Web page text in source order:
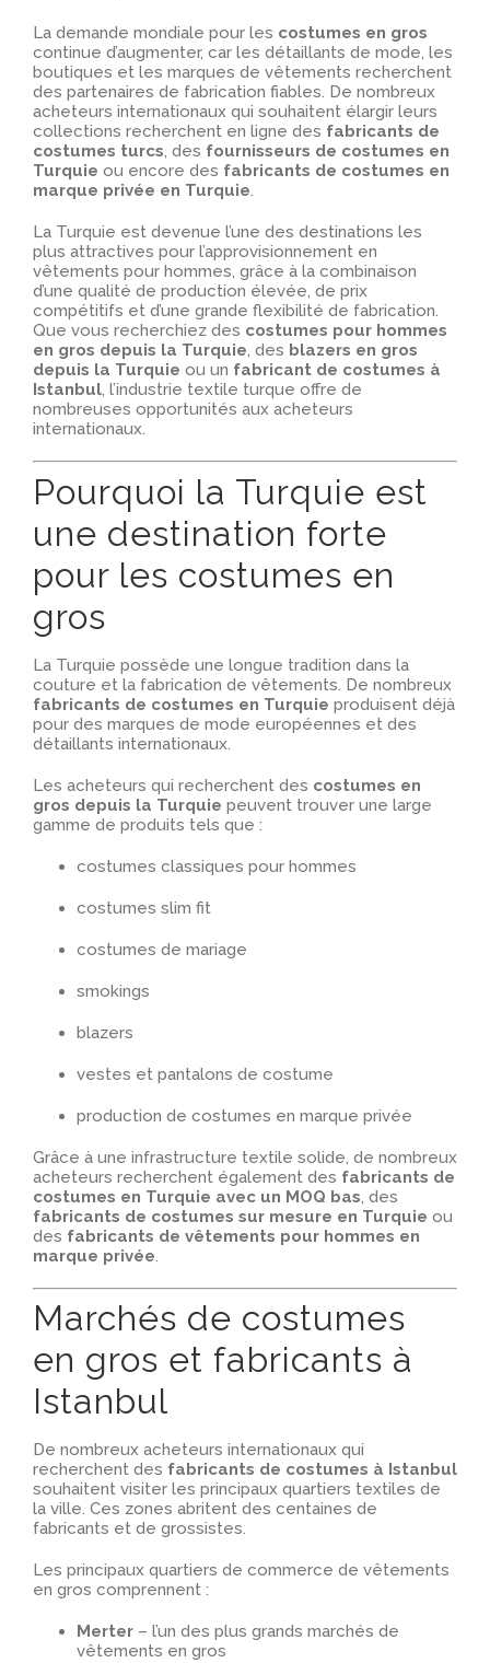
La demande mondiale pour les costumes en gros
continue d’augmenter, car les détaillants de mode, les
boutiques et les marques de vêtements recherchent
des partenaires de fabrication fiables. De nombreux
acheteurs internationaux qui souhaitent élargir leurs
collections recherchent en ligne des fabricants de
costumes turcs, des fournisseurs de costumes en
Turquie ou encore des fabricants de costumes en
marque privée en Turquie.
La Turquie est devenue l’une des destinations les
plus attractives pour l’approvisionnement en
vêtements pour hommes, grâce à la combinaison
d’une qualité de production élevée, de prix
compétitifs et d’une grande flexibilité de fabrication.
Que vous recherchiez des costumes pour hommes
en gros depuis la Turquie, des blazers en gros
depuis la Turquie ou un fabricant de costumes à
Istanbul, l’industrie textile turque offre de
nombreuses opportunités aux acheteurs
internationaux.
Pourquoi la Turquie est
une destination forte
pour les costumes en
gros
La Turquie possède une longue tradition dans la
couture et la fabrication de vêtements. De nombreux
fabricants de costumes en Turquie produisent déjà
pour des marques de mode européennes et des
détaillants internationaux.
Les acheteurs qui recherchent des costumes en
gros depuis la Turquie peuvent trouver une large
gamme de produits tels que :
costumes classiques pour hommes
costumes slim fit
costumes de mariage
smokings
blazers
vestes et pantalons de costume
production de costumes en marque privée
Grâce à une infrastructure textile solide, de nombreux
acheteurs recherchent également des fabricants de
costumes en Turquie avec un MOQ bas, des
fabricants de costumes sur mesure en Turquie ou
des fabricants de vêtements pour hommes en
marque privée.
Marchés de costumes
en gros et fabricants à
Istanbul
De nombreux acheteurs internationaux qui
recherchent des fabricants de costumes à Istanbul
souhaitent visiter les principaux quartiers textiles de
la ville. Ces zones abritent des centaines de
fabricants et de grossistes.
Les principaux quartiers de commerce de vêtements
en gros comprennent :
Merter– l’un des plus grands marchés de
vêtements en gros